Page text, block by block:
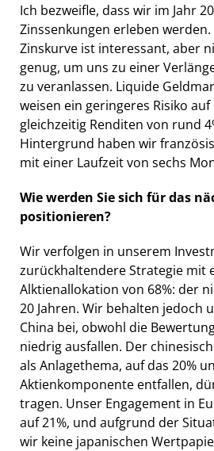
Ich bezweifle, dass wir im Jahr
Zinssenkungen erleben
Zinskurve ist interessant, aber
genug, um uns zu einer
zu veranlassen. Liquide
weisen ein geringeres Risiko
gleichzeitig Renditen von rund
Hintergrund haben wir
mit einer Laufzeit von sechs
Wie werden Sie sich für das
positionieren?
Wir verfolgen in unserem
zurückhaltendere Strategie mit
Alktienallokation von 68%: der
20 Jahren. Wir behalten jedoch
China bei, obwohl die
niedrig ausfallen. Der
als Anlagethema, auf das 20%
Aktienkomponente entfallen,
tragen. Unser Engagement in
auf 21%, und aufgrund der
wir keine japanischen